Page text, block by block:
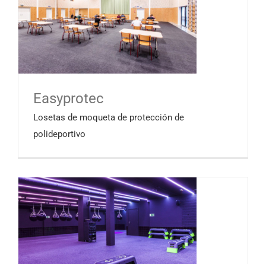
Easyprotec
Losetas de moqueta de protección de
polideportivo